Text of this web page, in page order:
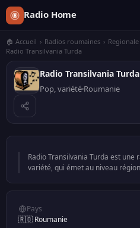
Radio Home
🏠 Accueil › Radios roumaines › Regionale
Radio Transilvania Turda
Radio Transilvania Turda
Pop, variété Roumanie
Radio Transilvania Turda est une
variété, qui émet au niveau
Pays
🇷🇴 Roumanie